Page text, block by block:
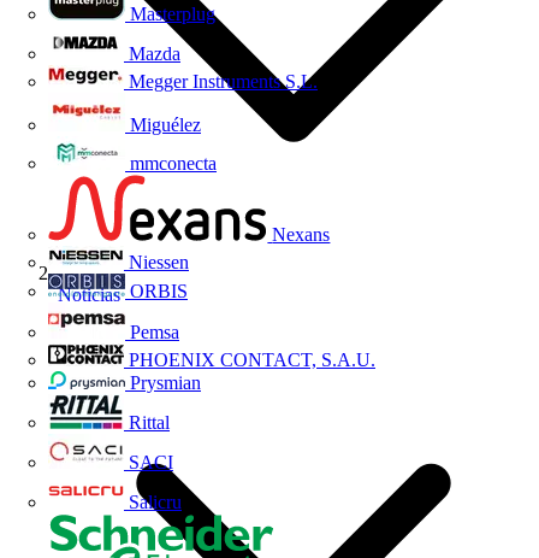
Masterplug
Mazda
Megger Instruments S.L.
Miguélez
mmconecta
Nexans
Niessen
ORBIS
Pemsa
PHOENIX CONTACT, S.A.U.
Prysmian
Rittal
SACI
Salicru
Noticias